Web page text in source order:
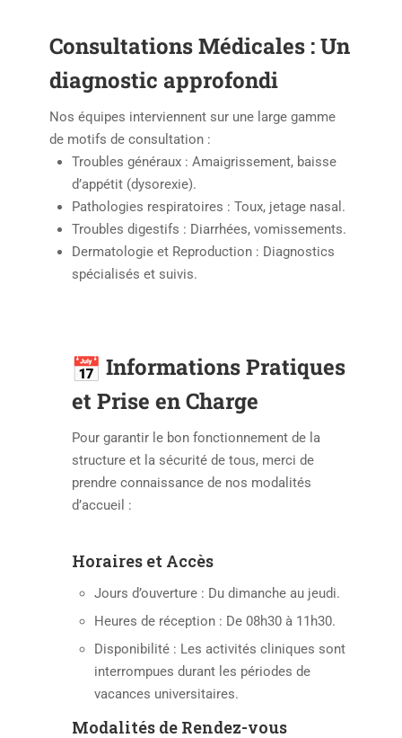
Consultations Médicales : Un
diagnostic approfondi
Nos équipes interviennent sur une large gamme
de motifs de consultation :
Troubles généraux : Amaigrissement, baisse
d’appétit (dysorexie).
Pathologies respiratoires : Toux, jetage nasal.
Troubles digestifs : Diarrhées, vomissements.
Dermatologie et Reproduction : Diagnostics
spécialisés et suivis.
Informations Pratiques
et Prise en Charge
Pour garantir le bon fonctionnement de la
structure et la sécurité de tous, merci de
prendre connaissance de nos modalités
d’accueil :
Horaires et Accès
Jours d’ouverture : Du dimanche au jeudi.
Heures de réception : De 08h30 à 11h30.
Disponibilité : Les activités cliniques sont
interrompues durant les périodes de
vacances universitaires.
Modalités de Rendez-vous